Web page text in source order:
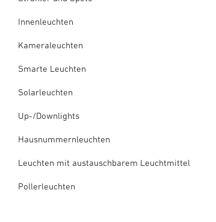
Innenleuchten
Kameraleuchten
Smarte Leuchten
Solarleuchten
Up-/Downlights
Hausnummernleuchten
Leuchten mit austauschbarem Leuchtmittel
Pollerleuchten